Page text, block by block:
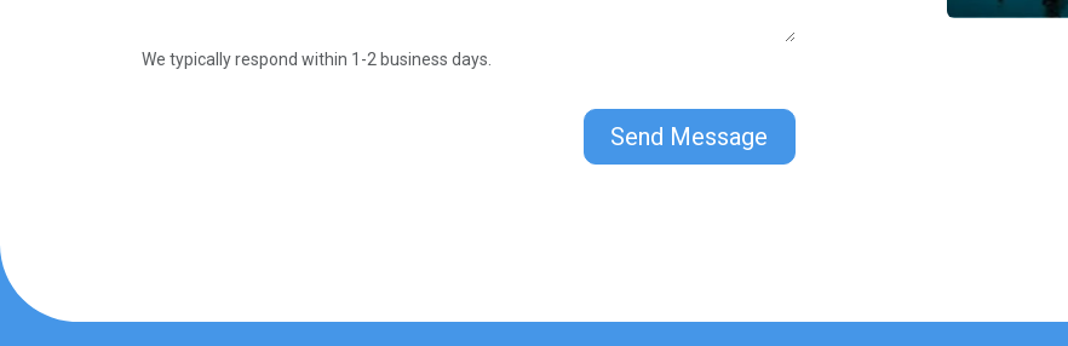
We typically respond within 1-2 business days.
Send Message